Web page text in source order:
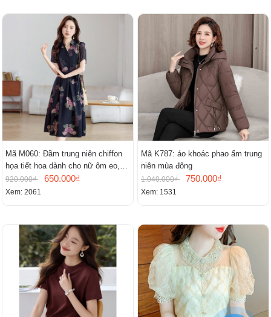
Mã M060: Đầm trung niên chiffon
họa tiết hoa dành cho nữ ôm eo,
cổ chữ V, đầm midi tay ngắn thanh
lịch.
920.000₫ 650.000₫
Xem: 2061
Mã K787: áo khoác phao ấm trung
niên mùa đông
1.040.000₫ 750.000₫
Xem: 1531